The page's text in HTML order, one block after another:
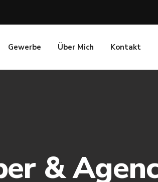
Gewerbe Über Mich Kontakt
&